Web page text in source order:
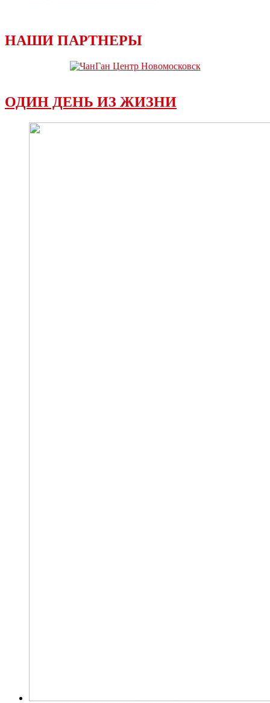
НАШИ ПАРТНЕРЫ
ОДИН ДЕНЬ ИЗ ЖИЗНИ